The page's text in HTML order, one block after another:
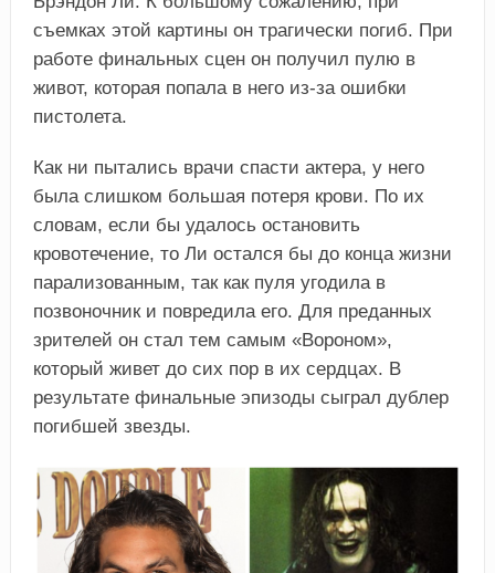
съемках этой картины он трагически погиб. При
работе финальных сцен он получил пулю в
живот, которая попала в него из-за ошибки
пистолета.
Как ни пытались врачи спасти актера, у него
была слишком большая потеря крови. По их
словам, если бы удалось остановить
кровотечение, то Ли остался бы до конца жизни
парализованным, так как пуля угодила в
позвоночник и повредила его. Для преданных
зрителей он стал тем самым «Вороном»,
который живет до сих пор в их сердцах. В
результате финальные эпизоды сыграл дублер
погибшей звезды.